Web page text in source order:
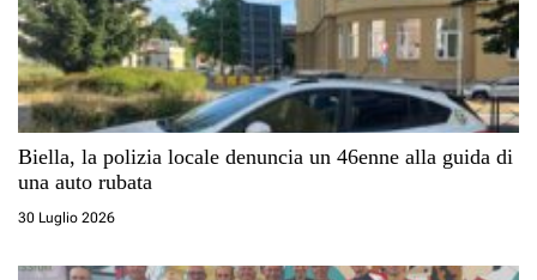
Biella, la polizia locale denuncia un 46enne alla guida di
una auto rubata
30 Luglio 2026